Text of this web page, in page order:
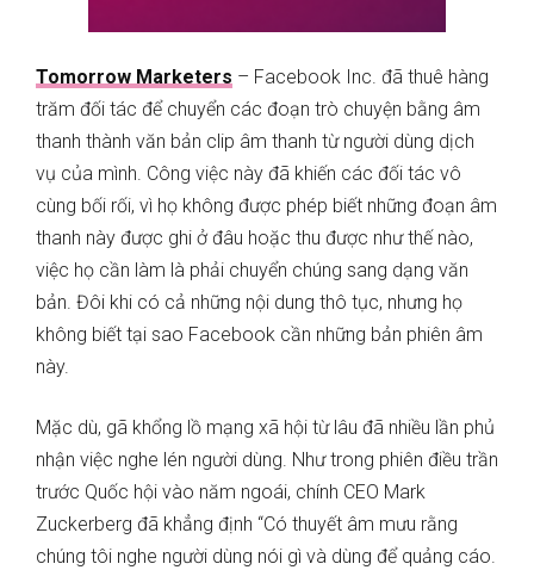
Tomorrow Marketers – Facebook Inc. đã thuê hàng
trăm đối tác để chuyển các đoạn trò chuyện bằng âm
thanh thành văn bản clip âm thanh từ người dùng dịch
vụ của mình. Công việc này đã khiến các đối tác vô
cùng bối rối, vì họ không được phép biết những đoạn âm
thanh này được ghi ở đâu hoặc thu được như thế nào,
việc họ cần làm là phải chuyển chúng sang dạng văn
bản. Đôi khi có cả những nội dung thô tục, nhưng họ
không biết tại sao Facebook cần những bản phiên âm
này.
Mặc dù, gã khổng lồ mạng xã hội từ lâu đã nhiều lần phủ
nhận việc nghe lén người dùng. Như trong phiên điều trần
trước Quốc hội vào năm ngoái, chính CEO Mark
Zuckerberg đã khẳng định “Có thuyết âm mưu rằng
chúng tôi nghe người dùng nói gì và dùng để quảng cáo.